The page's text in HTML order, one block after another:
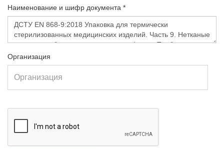
Наименование и шифр документа *
Организация